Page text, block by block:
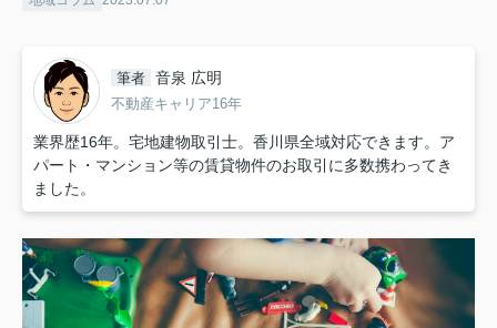
筆者 音泉 広明
不動産キャリア16年
業界歴16年。宅地建物取引士。香川県全域対応できます。ア
パート・マンション等の賃貸物件のお取引に多数携わってき
ました。